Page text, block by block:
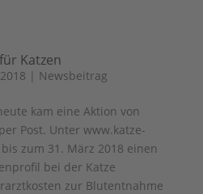
Katzen
| Newsbeitrag
kam eine Aktion von
Post. Unter www.katze-
zum 31. März 2018 einen
bei der Katze
zur Blutentnahme